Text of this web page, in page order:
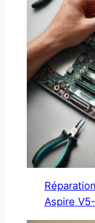
Aspire